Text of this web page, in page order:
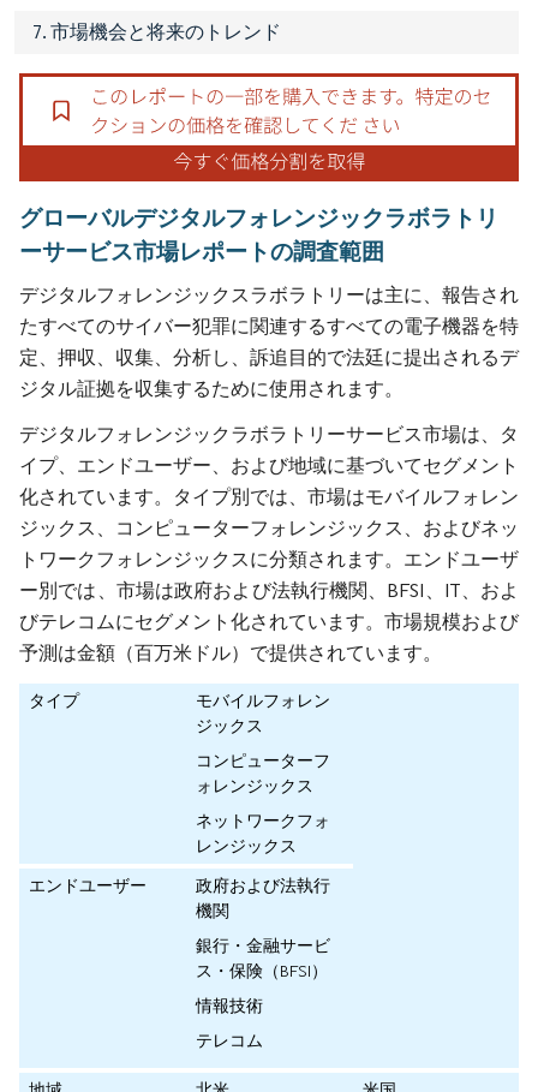
7. 市場機会と将来のトレンド
グローバルデジタルフォレンジックラボラトリ
ーサービス市場レポートの調査範囲
デジタルフォレンジックスラボラトリーは主に、報告され
たすべてのサイバー犯罪に関連するすべての電子機器を特
定、押収、収集、分析し、訴追目的で法廷に提出されるデ
ジタル証拠を収集するために使用されます。
デジタルフォレンジックラボラトリーサービス市場は、タ
イプ、エンドユーザー、および地域に基づいてセグメント
化されています。タイプ別では、市場はモバイルフォレン
ジックス、コンピューターフォレンジックス、およびネッ
トワークフォレンジックスに分類されます。エンドユーザ
ー別では、市場は政府および法執行機関、BFSI、IT、およ
びテレコムにセグメント化されています。市場規模および
予測は金額（百万米ドル）で提供されています。
タイプ
モバイルフォレン
ジックス
コンピューターフ
ォレンジックス
ネットワークフォ
レンジックス
エンドユーザー
政府および法執行
機関
銀行・金融サービ
ス・保険（BFSI）
情報技術
テレコム